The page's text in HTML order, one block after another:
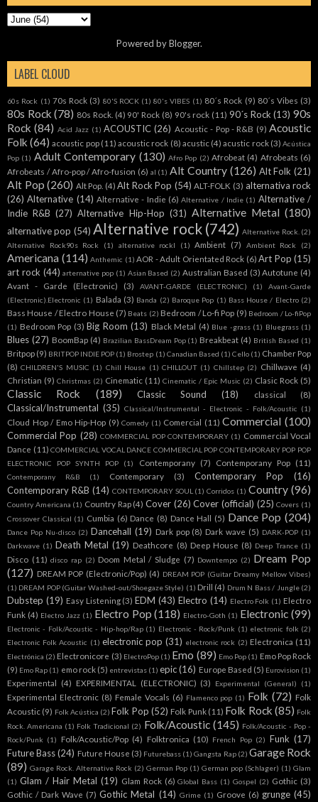
Powered byBlogger.
LABEL CLOUD
60s Rock (1) 70s Rock (3) 80'S ROCK (1) 80's VIBES (1) 80´s Rock (9) 80´s Vibes (3)
80s Rock (78) 80s Rock. (4) 90' Rock (8) 90's rock (11) 90´s Rock (13) 90s
Rock (84) Acid Jazz (1) ACOUSTIC (26) Acoustic - Pop - R&B (9) Acoustic
Folk (64) acoustic pop (11) acoustic rock (8) acustic (4) acustic rock (3) Acústica
Pop (1) Adult Contemporary (130) Afro Pop (2) Afrobeat (4) Afrobeats (6)
Afrobeats / Afro-pop / Afro-fusion (6) al (1) Alt Country (126) Alt Folk (21)
Alt Pop (260) Alt Pop. (4) Alt Rock Pop (54) ALT-FOLK (3) alternativa rock
(26) Alternative (14) Alternative - Indie (6) Alternative / Indie (1) Alternative /
Indie R&B (27) Alternative Hip-Hop (31) Alternative Metal (180)
alternative pop (54) Alternative rock (742) Alternative Rock. (2)
Alternative Rock90s Rock
(1) alternative rockl (1) Ambient (7) Ambient Rock (2)
Americana (114) Anthemic (1) AOR - Adult Orientated Rock (6) Art Pop (15)
art rock (44) arternative pop (1) Asian Based (2) Australian Based (3) Autotune (4)
Avant - Garde (Electronic)
(3) AVANT-GARDE (ELECTRONIC) (1)
Avant-Garde
(Electronic).Electronic (1) Balada (3) Banda (2) Baroque Pop (1) Bass House / Electro (2)
Bass House / Electro House (7) Beats (2) Bedroom / Lo-fi Pop (9) Bedroom / Lo-fiPop
(1) Bedroom Pop (3) Big Room (13) Black Metal (4) Blue -grass (1) Bluegrass (1)
Blues (27) BoomBap (4) Brazilian BassDream Pop (1) Breakbeat (4) British Based (1)
Britpop (9) BRITPOP INDIE POP (1) Brostep (1) Canadian Based (1) Cello (1) Chamber Pop
(8) CHILDREN'S MUSIC (1) Chill House (1) CHILLOUT (1) Chillstep (2) Chillwave (4)
Christian (9) Christmas (2) Cinematic (11) Cinematic / Epic Music (2) Clasic Rock (5)
Classic Rock (189) Classic Sound (18) classical (8)
Classical/Instrumental (35) Classical/Instrumental - Electronic - Folk/Acoustic (1)
Cloud Hop / Emo Hip-Hop (9) Comedy (1) Comercial (11) Commercial (100)
Commercial Pop (28) COMMERCIAL POP CONTEMPORARY (1) Commercial Vocal
Dance (11) COMMERCIAL VOCAL DANCE COMMERCIAL POP CONTEMPORARY POP POP
ELECTRONIC POP SYNTH POP
(1) Contemporany (7) Contemporany Pop (11)
Contemporany R&B (1) Contemporary (3) Contemporary Pop
(16)
Contemporary R&B (14) CONTEMPORARY SOUL (1) Corridos (1) Country (96)
Country Americana (1) Country Rap (4) Cover (26) Cover (official) (25) Covers (1)
Crossover Classical (1) Cumbia (6) Dance (8) Dance Hall (5) Dance Pop (204)
Dance Pop Nu-disco (2) Dancehall (19) Dark pop (8) Dark wave (5) DARK-POP (1)
Darkwave (1) Death Metal (19) Deathcore (8) Deep House (8) Deep Trance (1)
Disco (11) disco rap (2) Doom Metal / Sludge (7) Downtempo (2) Dream Pop
(127) DREAM POP (Electronic/Pop) (4) DREAM POP (Guitar Dreamy Mellow Vibes)
(1) DREAM POP (Guitar Washed-out/Shoegaze Style) (1) Drill (4) Drum N Bass / Jungle (2)
Dubstep (19) Easy Listening (3) EDM (43) Electro (14) Electro Folk (1) Electro
Funk (4) Electro Jazz (1) Electro Pop (118) Electro-Goth (1) Electronic (99)
Electronic - Folk/Acoustic - Hip-hop/Rap (1) Electronic - Rock/Punk (1) electronic folk (2)
Electronic Folk Acoustic (1) electronic pop (31) electronic rock (2) Electronica (11)
Electrónica (2) Electronicore (3) ElectroPop (1) Emo (89) Emo Pop (1) Emo Pop Rock
(9) Emo Rap (1) emo rock (5) entrevistas (1) epic (16) Europe Based (5) Eurovision (1)
Experimental (4) EXPERIMENTAL (ELECTRONIC) (3) Experimental (General) (1)
Experimental Electronic (8) Female Vocals (6) Flamenco pop (1) Folk (72) Folk
Acoustic (9) Folk Acústica (2) Folk Pop (52) Folk Punk (11) Folk Rock (85) Folk
Rock. Americana (1) Folk Tradicional (2) Folk/Acoustic (145) Folk/Acoustic - Pop -
Rock/Punk (1) Folk/Acoustic/Pop (4) Folktronica (10) French Pop (2) Funk (17)
Future Bass (24) Future House (3) Futurebass (1) Gangsta Rap (2) Garage Rock
(89) Garage Rock. Alternative Rock (2) German Pop (1) German pop (Schlager) (1) Glam
(1) Glam / Hair Metal (19) Glam Rock (6) Global Bass (1) Gospel (2) Gothic (3)
Gothic / Dark Wave (7) Gothic Metal (14) Grime (1) Groove (6) grunge (45)